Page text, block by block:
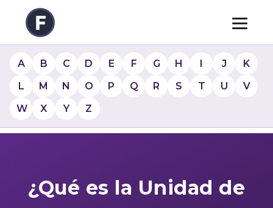
A B C D E F G H I J
K
L
M N O P Q R S T U
V
W
X Y Z
¿Qué es la Unidad de